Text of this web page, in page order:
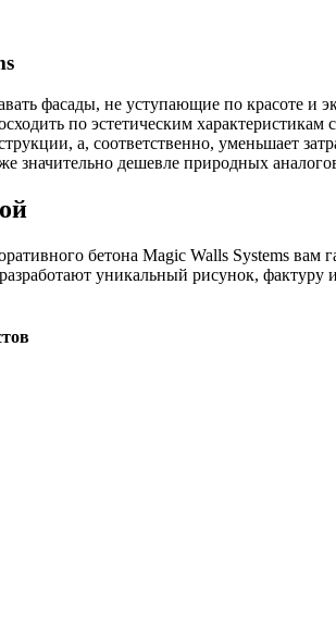
фасады, не уступающие по красоте и
по эстетическим
а, соответственно, уменьшает
значительно дешевле природных
бетона Magic Walls Systems вам
уникальный рисунок,